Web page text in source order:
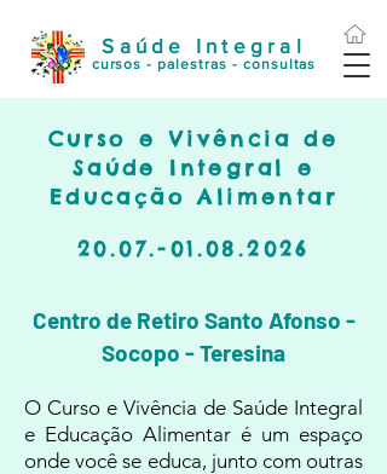
Saúde Integral
cursos - palestras - consultas
Curso e Vivência de
Saúde Integral e
Educação Alimentar
20.07.-01.08.2026
Centro de Retiro Santo Afonso -
Socopo - Teresina
O Curso e Vivência de Saúde Integral
e Educação Alimentar é um espaço
onde você se educa, junto com outras